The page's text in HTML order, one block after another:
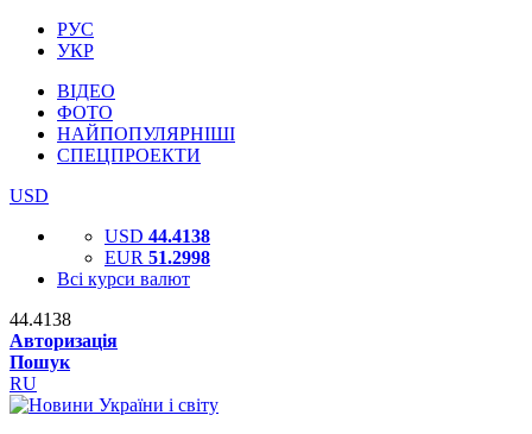
РУС
УКР
ВІДЕО
ФОТО
НАЙПОПУЛЯРНІШІ
СПЕЦПРОЕКТИ
USD
USD 44.4138
EUR 51.2998
Всі курси валют
44.4138
Авторизація
Пошук
RU